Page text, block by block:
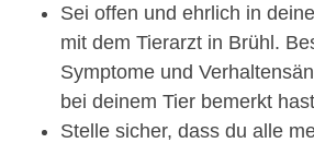
Sei offen und ehrlich in
mit dem Tierarzt in Brühl.
Symptome und
bei deinem Tier bemerkt
Stelle sicher, dass du alle